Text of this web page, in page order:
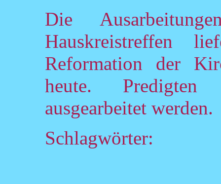
Die
Hauskreistreffen
Reformation der
heute.
ausgearbeitet werden.
Schlagwörter: